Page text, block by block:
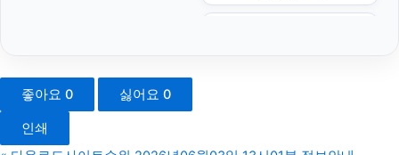
좋아요 0 싫어요 0
인쇄